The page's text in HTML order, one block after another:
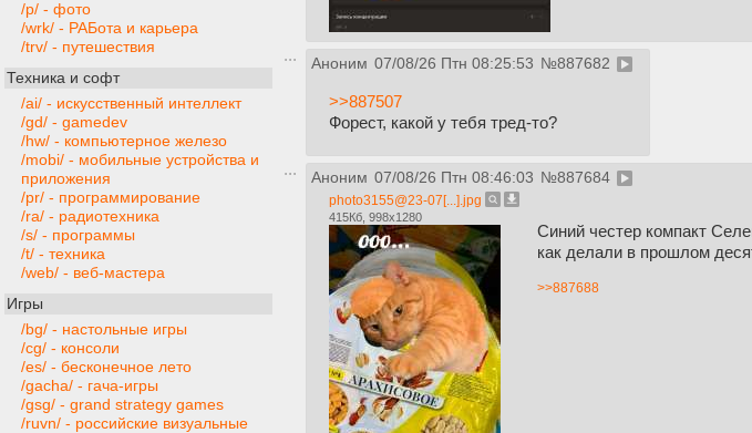
/p/ - фото
/wrk/ - РАБота и карьера
/trv/ - путешествия
Техника и софт
/ai/ - искусственный интеллект
/gd/ - gamedev
/hw/ - компьютерное железо
/mobi/ - мобильные устройства и
приложения
/pr/ - программирование
/ra/ - радиотехника
/s/ - программы
/t/ - техника
/web/ - веб-мастера
Игры
/bg/ - настольные игры
/cg/ - консоли
/es/ - бесконечное лето
/gacha/ - гача-игры
/gsg/ - grand strategy games
/ruvn/ - российские визуальные
Аноним 07/08/26 Птн 08:25:53 №887682
>>887507
Форест, какой у тебя тред-то?
Аноним 07/08/26 Птн 08:46:03 №887684
photo3155@23-07[...].jpg
415Кб, 998x1280
Синий честер компакт
как делали в прошлом
>>887688